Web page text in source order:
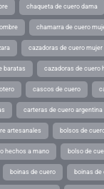
chaqueta de cuero dama
chamarra de cuero
cazadoras de cuero mujer
baratas cazadoras de cuero
cascos de cuero
carteras de cuero argentina
artesanales bolsos de
hechos a mano bolso de
boinas de cuero boinas de